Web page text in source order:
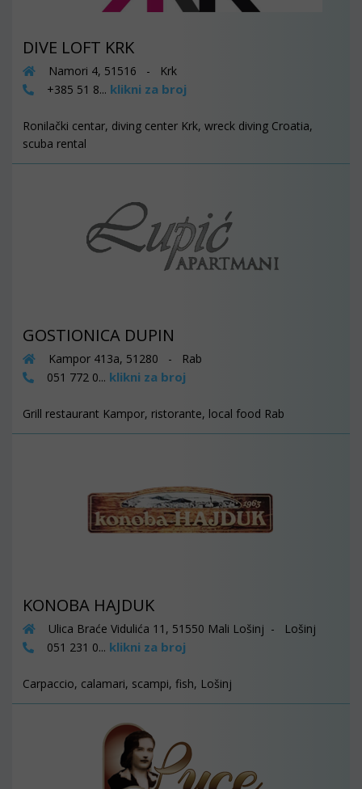
DIVE LOFT KRK
Namori 4, 51516 - Krk
+385 51 8... klikni za broj
Ronilački centar, diving center Krk, wreck diving Croatia,
scuba rental
GOSTIONICA DUPIN
Kampor 413a, 51280 - Rab
051 772 0... klikni za broj
Grill restaurant Kampor, ristorante, local food Rab
KONOBA HAJDUK
Ulica Braće Vidulića 11, 51550 Mali Lošinj - Lošinj
051 231 0... klikni za broj
Carpaccio, calamari, scampi, fish, Lošinj